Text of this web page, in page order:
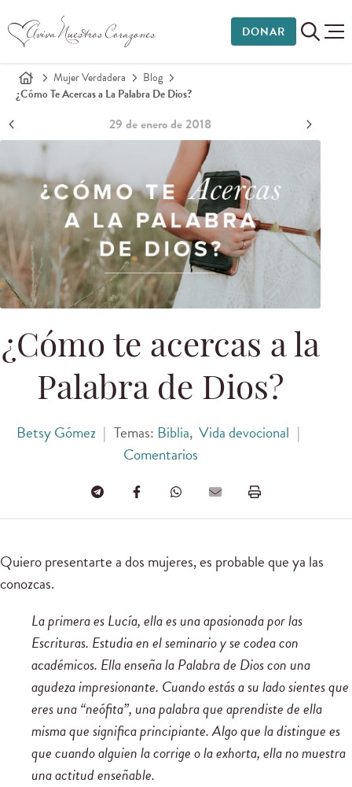
DONAR
Mujer Verdadera
Blog
¿Cómo Te Acercas a La Palabra De Dios?
29 de enero de 2018
¿Cómo te acercas a la
Palabra de Dios?
Betsy Gómez | Temas: Biblia, Vida devocional |
Comentarios
Quiero presentarte a dos mujeres, es probable que ya las
conozcas.
La primera es Lucía, ella es una apasionada por las
Escrituras. Estudia en el seminario y se codea con
académicos. Ella enseña la Palabra de Dios con una
agudeza impresionante. Cuando estás a su lado sientes que
eres una “neófita”, una palabra que aprendiste de ella
misma que significa principiante. Algo que la distingue es
que cuando alguien la corrige o la exhorta, ella no muestra
una actitud enseñable.